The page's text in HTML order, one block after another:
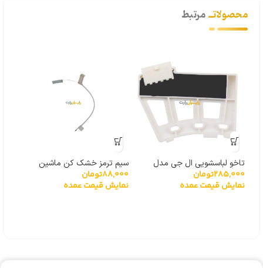
محصولاتــمرتبط
تاخو لباسشویی ال جی مدل
گیربکسی 6501KW2001A
285,000تومان
نمایش قیمت عمده
سیم ترمز خشک کن ماشین
لباسشویی
88,000تومان
نمایش قیمت عمده